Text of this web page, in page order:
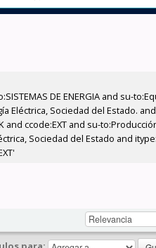
DE ENERGIA and su-
Sociedad del Estado.
ccode:EXT and su-
Sociedad del Estado and